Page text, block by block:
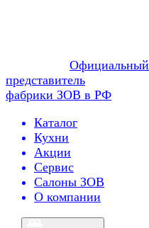
Официальный
представитель
фабрики ЗОВ в РФ
Каталог
Кухни
Акции
Сервис
Салоны ЗОВ
О компании